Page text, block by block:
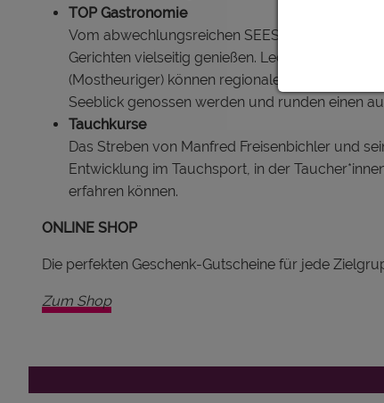
TOP Gastronomie
Vom abwechlungsreichen SEESEITN KIOSK
Gerichten vielseitig genießen. Leckere Drinks &
(Mostheuriger) können regionale &
Seeblick genossen werden und runden einen
Tauchkurse
Das Streben von Manfred Freisenbichler und
Entwicklung im Tauchsport, in der
erfahren können.
ONLINE SHOP
Die perfekten Geschenk-Gutscheine für jede
Zum Shop